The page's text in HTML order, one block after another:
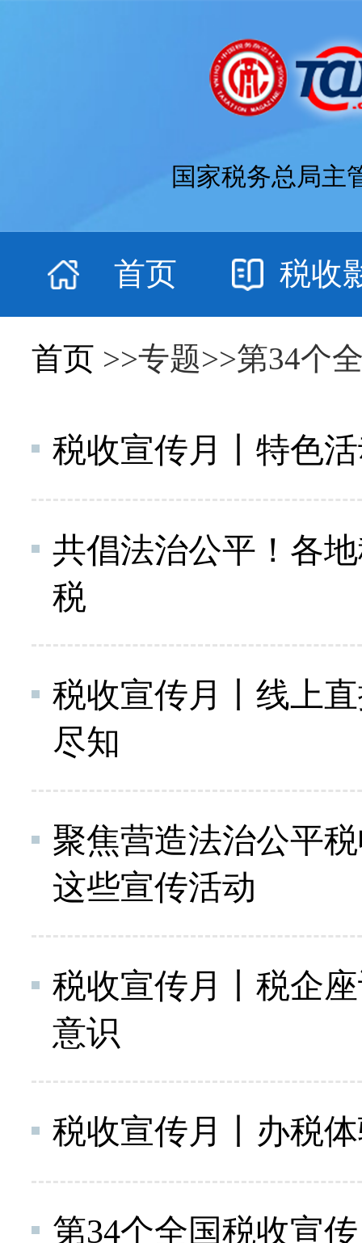
国家税务总局主
首页 税收
首页 >>专题>>第34个
税收宣传月丨特色
共倡法治公平！各
税
税收宣传月丨线上
尽知
聚焦营造法治公平
这些宣传活动
税收宣传月丨税企
意识
税收宣传月丨办税
第34个全国税收宣